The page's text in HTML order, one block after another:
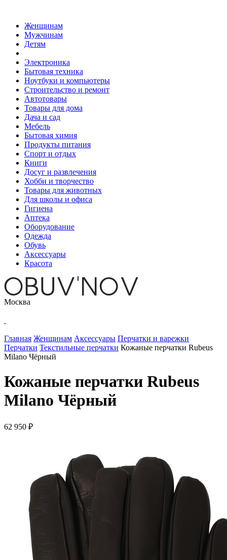
Женщинам
Мужчинам
Детям
Электроника
Бытовая техника
Ноутбуки и компьютеры
Строительство и ремонт
Автотовары
Товары для дома
Дача и сад
Мебель
Бытовая химия
Продукты питания
Спорт и отдых
Книги
Досуг и развлечения
Хобби и творчество
Товары для животных
Для школы и офиса
Гигиена
Аптека
Оборудование
Одежда
Обувь
Аксессуары
Красота
Москва
Главная Женщинам Аксессуары Перчатки и варежки
Перчатки Текстильные перчатки Кожаные перчатки Rubeus
Milano Чёрный
Кожаные перчатки Rubeus
Milano Чёрный
62 950 ₽